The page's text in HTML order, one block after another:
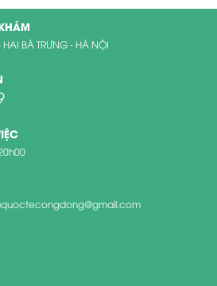
BÀ TRƯNG - HÀ NỘI